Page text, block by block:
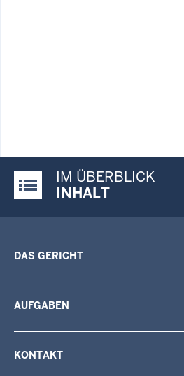
Justiz-Portal im Überblick:
IM ÜBERBLICK
INHALT
DAS GERICHT
AUFGABEN
KONTAKT